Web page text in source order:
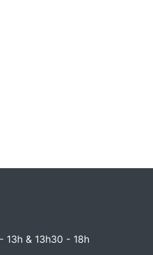
13h & 13h30 - 18h